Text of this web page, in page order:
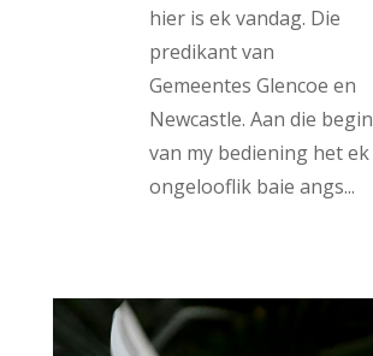
hier is ek vandag. Die
predikant van
Gemeentes Glencoe en
Newcastle. Aan die begin
van my bediening het ek
ongelooflik baie angs...